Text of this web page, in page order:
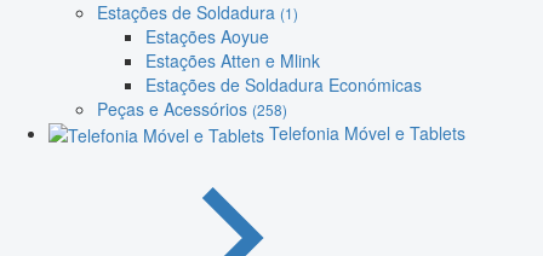
Estações de Soldadura (1)
Estações Aoyue
Estações Atten e Mlink
Estações de Soldadura Económicas
Peças e Acessórios (258)
Telefonia Móvel e Tablets